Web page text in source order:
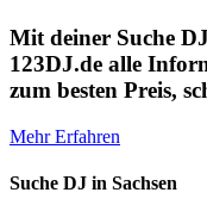
Mit deiner Suche
123DJ.de alle
zum besten Preis,
Mehr Erfahren
Suche DJ in Sachsen